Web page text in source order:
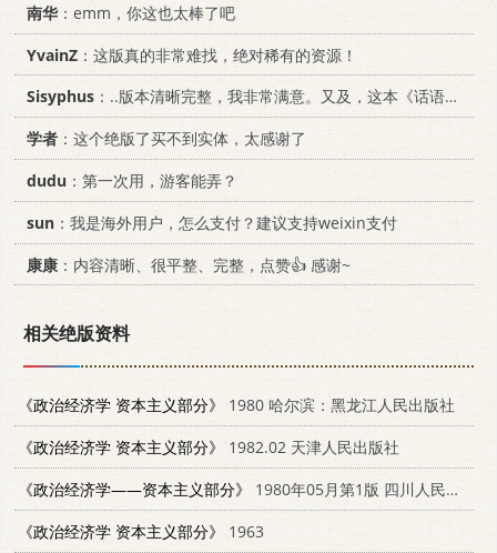
南华 ：emm，你这也太棒了吧
YvainZ ：这版真的非常难找，绝对稀有的资源！
Sisyphus ：..版本清晰完整，我非常满意。又及，这本《话语的真相》...
学者 ：这个绝版了买不到实体，太感谢了
dudu ：第一次用，游客能弄？
sun：我是海外用户，怎么支付？建议支持weixin支付
康康 ：内容清晰、很平整、完整，点赞👍 感谢~
相关绝版资料
《政治经济学 资本主义部分》
1980 哈尔滨：黑龙江人民出版社
《政治经济学 资本主义部分》
1982.02 天津人民出版社
《政治经济学——资本主义部分》
1980年05月第1版 四川人民出版社
《政治经济学 资本主义部分》
1963